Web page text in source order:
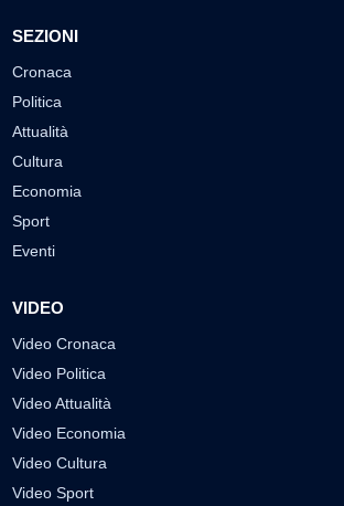
SEZIONI
Cronaca
Politica
Attualità
Cultura
Economia
Sport
Eventi
VIDEO
Video Cronaca
Video Politica
Video Attualità
Video Economia
Video Cultura
Video Sport